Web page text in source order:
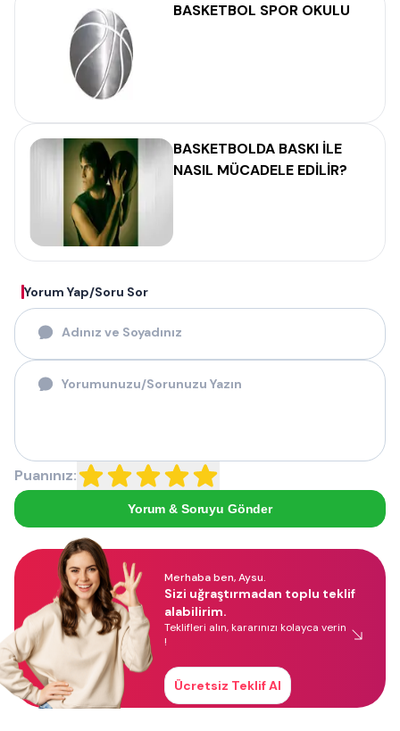
BASKETBOL SPOR OKULU
BASKETBOLDA BASKI İLE
NASIL MÜCADELE EDİLİR?
Yorum Yap/Soru Sor
Puanınız:
Yorum & Soruyu Gönder
Merhaba ben, Aysu.
Sizi uğraştırmadan toplu teklif
alabilirim.
Teklifleri alın, kararınızı kolayca verin
!
Ücretsiz Teklif Al